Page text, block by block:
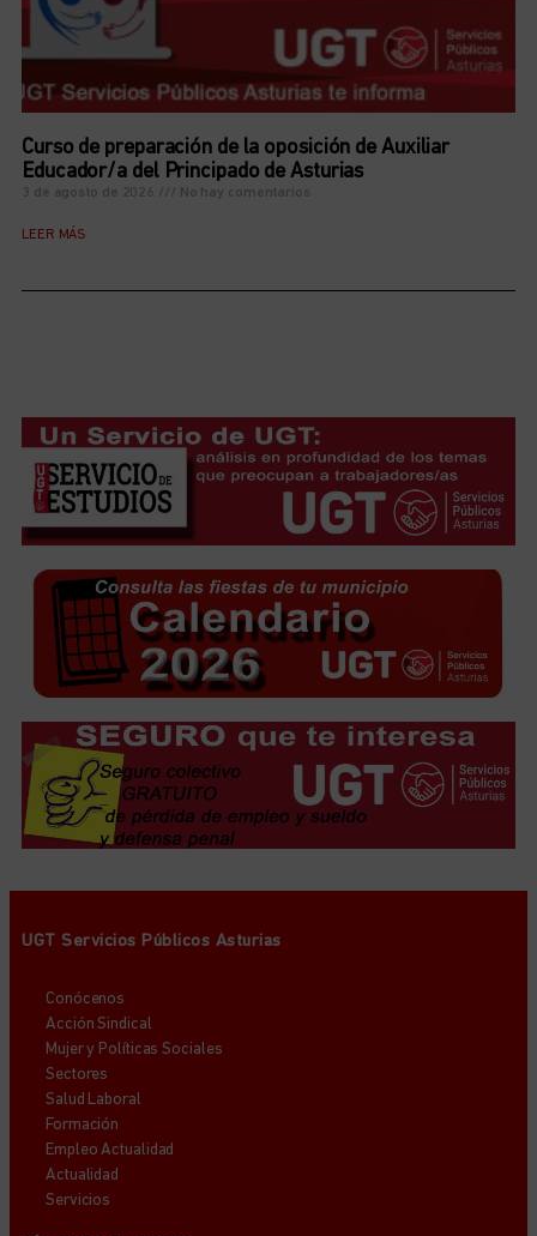
Curso de preparación de la oposición de Auxiliar
Educador/a del Principado de Asturias
3 de agosto de 2026 No hay comentarios
LEER MÁS
UGT Servicios Públicos Asturias
Conócenos
Acción Sindical
Mujer y Políticas Sociales
Sectores
Salud Laboral
Formación
Empleo Actualidad
Actualidad
Servicios